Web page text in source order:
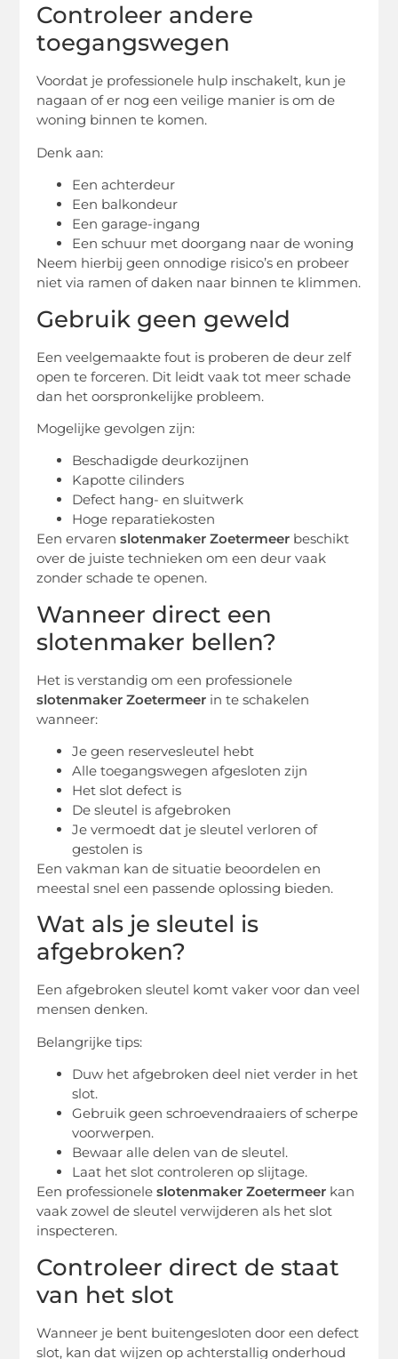
Controleer andere
toegangswegen
Voordat je professionele hulp inschakelt, kun je
nagaan of er nog een veilige manier is om de
woning binnen te komen.
Denk aan:
Een achterdeur
Een balkondeur
Een garage-ingang
Een schuur met doorgang naar de woning
Neem hierbij geen onnodige risico’s en probeer
niet via ramen of daken naar binnen te klimmen.
Gebruik geen geweld
Een veelgemaakte fout is proberen de deur zelf
open te forceren. Dit leidt vaak tot meer schade
dan het oorspronkelijke probleem.
Mogelijke gevolgen zijn:
Beschadigde deurkozijnen
Kapotte cilinders
Defect hang- en sluitwerk
Hoge reparatiekosten
Een ervarenslotenmaker Zoetermeer beschikt
over de juiste technieken om een deur vaak
zonder schade te openen.
Wanneer direct een
slotenmaker bellen?
Het is verstandig om een professionele
slotenmaker Zoetermeer in te schakelen
wanneer:
Je geen reservesleutel hebt
Alle toegangswegen afgesloten zijn
Het slot defect is
De sleutel is afgebroken
Je vermoedt dat je sleutel verloren of
gestolen is
Een vakman kan de situatie beoordelen en
meestal snel een passende oplossing bieden.
Wat als je sleutel is
afgebroken?
Een afgebroken sleutel komt vaker voor dan veel
mensen denken.
Belangrijke tips:
Duw het afgebroken deel niet verder in het
slot.
Gebruik geen schroevendraaiers of scherpe
voorwerpen.
Bewaar alle delen van de sleutel.
Laat het slot controleren op slijtage.
Een professioneleslotenmaker Zoetermeer kan
vaak zowel de sleutel verwijderen als het slot
inspecteren.
Controleer direct de staat
van het slot
Wanneer je bent buitengesloten door een defect
slot, kan dat wijzen op achterstallig onderhoud